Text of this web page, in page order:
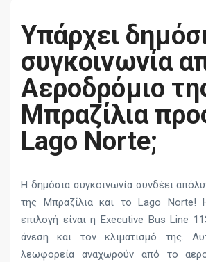
Υπάρχει
συγκοινωνία
Αεροδρόμιο
Μπραζίλια
Lago Norte;
Η δημόσια συγκοινωνία συνδέει
της Μπραζίλια και το Lago Norte!
επιλογή είναι η Executive Bus Line
άνεση και τον κλιματισμό της.
λεωφορεία αναχωρούν από το